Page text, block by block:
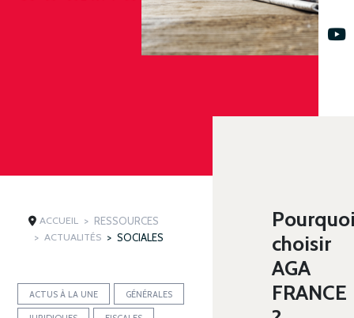
ACCUEIL RESSOURCES
ACTUALITÉS SOCIALES
ACTUS À LA UNE GÉNÉRALES
choisir
AGA
FRANCE